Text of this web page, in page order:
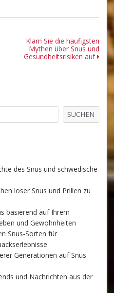
Klärn Sie die häufigsten
Mythen über Snus und
Gesundheitsrisiken auf
SUCHEN
des Snus und schwedische
loser Snus und Prillen zu
basierend auf Ihrem
und Gewohnheiten
Snus-Sorten für
Generationen auf Snus
und Nachrichten aus der